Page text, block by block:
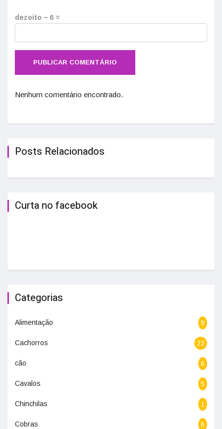
dezoito − 6 =
Nenhum comentário encontrado.
Posts Relacionados
Curta no facebook
Categorias
Alimentação 9
Cachorros 22
cão 6
Cavalos 5
Chinchilas 1
Cobras 6